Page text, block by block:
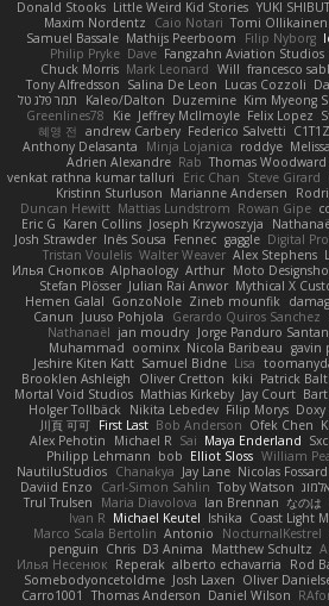
Donald Stooks Little Weird Kid Stories YUKI
Maxim Nordentz
Caio Notari Tomi Ollikainen
Samuel Bassale Mathijs Peerboom Filip Nyborg
Philip Pryke Dave Fangzahn Aviation Studios
Chuck Morris Mark Leonard Will francesco
Tony Alfredsson Salina De Leon Lucas Cozzoli
תמר פלג טל
Kaleo/Dalton Duzemine Kim Myeong
Greenlines78
Kie Jeffrey McIlmoyle Felix Lopez
혜영 전 andrew Carbery Federico Salvetti
Anthony Delasanta
Minja Lojanica roddye
Adrien Alexandre Rab Thomas Woodward
venkat rathna kumar talluri
Eric Chan Steve Girard
Kristinn Sturluson Marianne Andersen
Duncan Hewitt Mattias Lundstrom Rowan Gipe
Eric G Karen Collins Joseph Krzywoszyja
Josh Strawder Inês Sousa Fennec gaggle Digital
Tristan Voulelis Walter Weaver Alex Stephens
Илья Снопков Alphaology Arthur Moto
Stefan Plösser Julian Rai Anwor Mythical X
Hemen Galal GonzoNole Zineb mounfik
Canun Juuso Pohjola Gerardo Quiros Sanchez
Nathanaël jan moudry Jorge Panduro
Muhammad oominx Nicola Baribeau gavin
Jeshire Kiten Katt Samuel Bidne Lisa
Brooklen Ashleigh
Oliver Cretton kiki Patrick
Mortal Void Studios Mathias Kirkeby Jay Court
Holger Tollbäck Nikita Lebedev Filip Morys Doxy
川頁 可可 First Last Bob Anderson Ofek Chen
Alex Pehotin
Michael R Sai Maya Enderland
Philipp Lehmann bob Elliot Sloss William
NautiluStudios Chanakya Jay Lane Nicolas Fossard
Daviid Enzo
Carl-Simon Sahlin Toby Watson אלמוג
Trul Trulsen
Maria Diavolova Ian Brennan なのは
Ivan R Michael Keutel Ishika Coast Light
Marco Scala Bertolin Antonio NocturnalKestrel
penguin Chris D3 Anima Matthew Schultz
Илья Несенюк Reperak alberto echavarria Rod
Somebodyoncetoldme Josh Laxen Oliver
Carro1001
Thomas Anderson Daniel Wilson